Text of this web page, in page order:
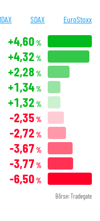
SDAX EuroStoxx
+4,60 %
+4,32 %
+2,28 %
+1,34%
+1,32 %
-2,35 %
-2,72 %
-3,67 %
-3,77 %
-6,50 %
Börse: Tradegate